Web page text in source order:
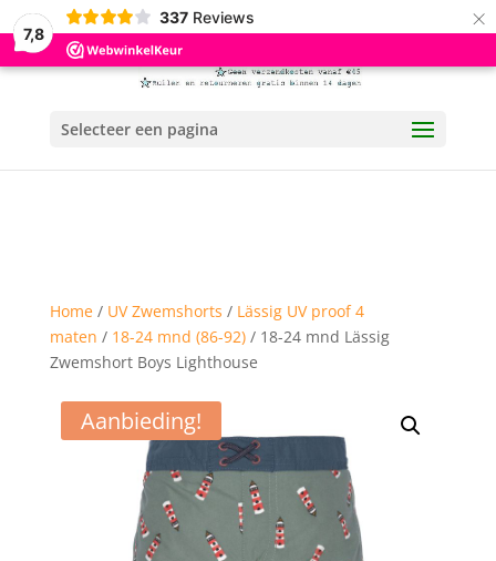
7,8
337 Reviews ×
Selecteer een pagina
Home/ UV Zwemshorts / Lässig UV proof 4
maten / 18-24 mnd (86-92)/ 18-24 mnd Lässig
Zwemshort Boys Lighthouse
Aanbieding!